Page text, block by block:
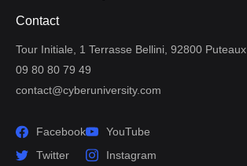
Contact
Tour Initiale, 1 Terrasse Bellini, 92800 Puteaux
09 80 80 79 49
contact@cyberuniversity.com
Facebook
Twitter
YouTube
Instagram